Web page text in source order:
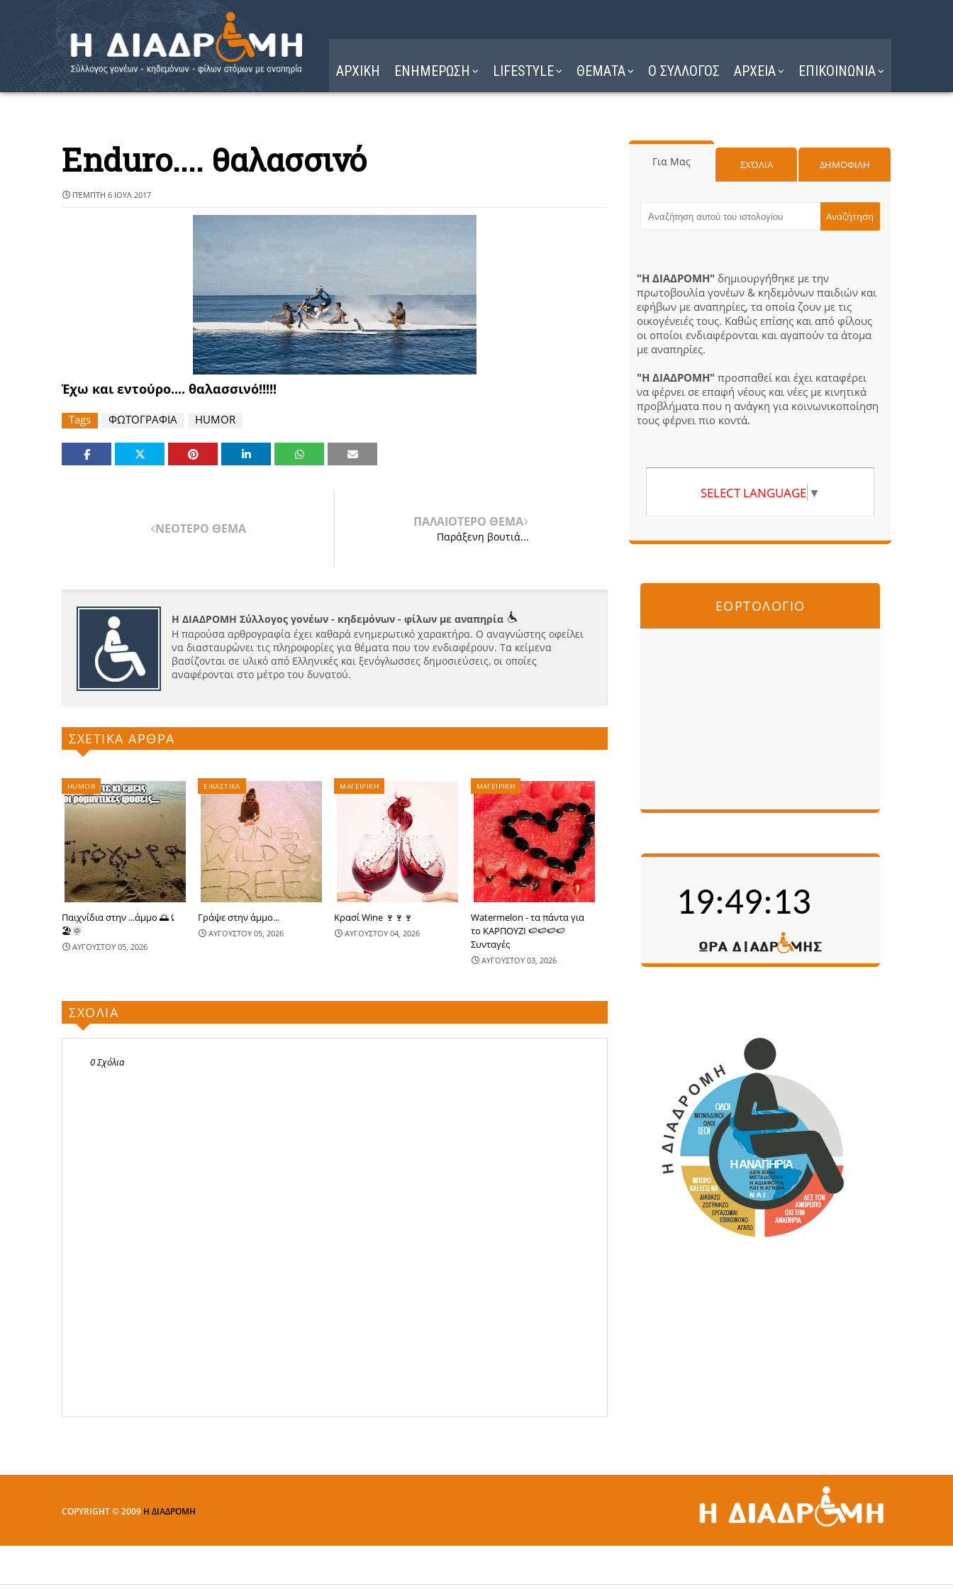
ΑΡΧΙΚΗ ΕΝΗΜΕΡΩΣΗ LIFESTYLE ΘΕΜΑΤΑ Ο ΣΥΛΛΟΓΟΣ ΑΡΧΕΙΑ ΕΠΙΚΟΙΝΩΝΙΑ
Εnduro.... θαλασσινό
ΠΈΜΠΤΗ 6 ΙΟΥΛ 2017
Έχω και εντούρο.... θαλασσινό!!!!!
Tags ΦΩΤΟΓΡΑΦΙΑ HUMOR
ΝΕΟΤΕΡΟ ΘΕΜΑ ΠΑΛΑΙΟΤΕΡΟ ΘΕΜΑ
Παράξενη βουτιά...
Η ΔΙΑΔΡΟΜΗ Σύλλογος γονέων - κηδεμόνων - φίλων με αναπηρία
Η παρούσα αρθρογραφία έχει καθαρά ενημερωτικό χαρακτήρα. Ο αναγνώστης οφείλει
να διασταυρώνει τις πληροφορίες για θέματα που τον ενδιαφέρουν. Τα κείμενα
βασίζονται σε υλικό από Ελληνικές και ξενόγλωσσες δημοσιεύσεις, οι οποίες
αναφέρονται στο μέτρο του δυνατού.
ΣΧΕΤΙΚΑ ΑΡΘΡΑ
HUMOR
Παιχνίδια στην ...άμμο 🌅⤹
🏖🌞
ΑΥΓΟΥΣΤΟΥ 05, 2026
ΕΙΚΑΣΤΙΚΑ
Γράψε στην άμμο...
ΑΥΓΟΥΣΤΟΥ 05, 2026
ΜΑΓΕΙΡΙΚΗ
Κρασί Wine 🍷🍷🍷
ΑΥΓΟΥΣΤΟΥ 04, 2026
ΜΑΓΕΙΡΙΚΗ
Watermelon - τα πάντα για
το ΚΑΡΠΟΥΖΙ 🍉🍉🍉🍉
Συνταγές
ΑΥΓΟΥΣΤΟΥ 03, 2026
ΣΧΟΛΙΑ
0 Σχόλια
Για Μας ΣΧΌΛΙΑ ΔΗΜΟΦΙΛΗ
"Η ΔΙΑΔΡΟΜΗ" δημιουργήθηκε με την
πρωτοβουλία γονέων & κηδεμόνων παιδιών και
εφήβων με αναπηρίες, τα οποία ζουν με τις
οικογένειές τους. Καθώς επίσης και από φίλους
οι οποίοι ενδιαφέρονται και αγαπούν τα άτομα
με αναπηρίες.
"Η ΔΙΑΔΡΟΜΗ" προσπαθεί και έχει καταφέρει
να φέρνει σε επαφή νέους και νέες με κινητικά
προβλήματα που η ανάγκη για κοινωνικοποίηση
τους φέρνει πιο κοντά.
SELECT LANGUAGE ▼
ΕΟΡΤΟΛΟΓΙΟ
COPYRIGHT © 2009 Η ΔΙΑΔΡΟΜΗ